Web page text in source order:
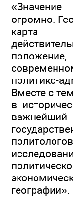
огромно.
карта
политико-
Вместе с
в
географии».